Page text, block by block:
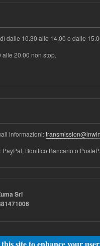
dalle 10.30 alle 14.00 e dalle
20.00 non stop.
informazioni:
PayPal, Bonifico Bancario o
Srl